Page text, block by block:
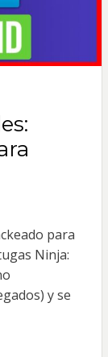
para
Ninja:
y se